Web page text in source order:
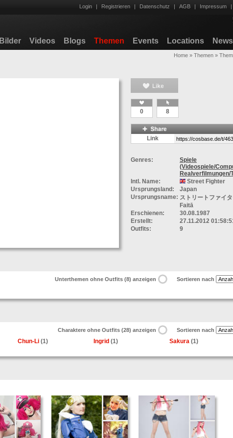
Login | Registrieren | Datenschutz | AGB | Impressum |
Bilder Videos Blogs Themen Events Locations News
Home » Themen »
0 8
Link
Genres:
Spiele
(Videospiele/
Realverfilmungen/
Intl. Name:
Street Fighter
Ursprungsland:
Japan
Ursprungsname: ストリートファイ
Faitā
Erschienen:
30.08.1987
Erstellt:
27.11.2012
Outfits:
9
Unterthemen ohne Outfits (8) anzeigen Sortieren nach
Charaktere ohne Outfits (28) anzeigen Sortieren nach
Chun-Li (1) Ingrid (1) Sakura (1)